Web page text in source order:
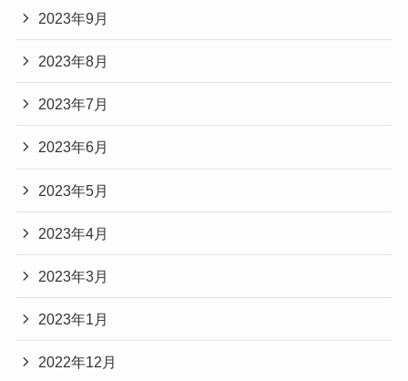
2023年9月
2023年8月
2023年7月
2023年6月
2023年5月
2023年4月
2023年3月
2023年1月
2022年12月